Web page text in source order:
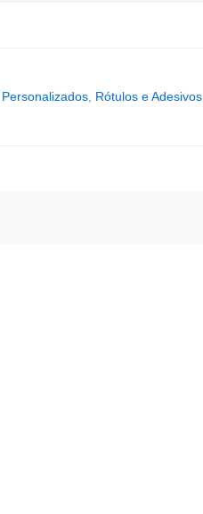
Personalizados Rótulos e Adesivos